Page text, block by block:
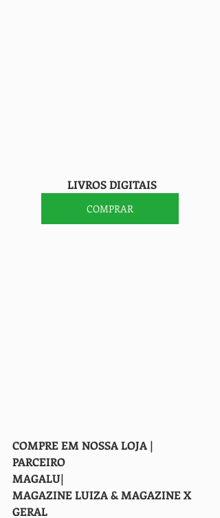
LIVROS DIGITAIS
COMPRAR
COMPRE EM NOSSA LOJA |
PARCEIRO
MAGALU|
MAGAZINE LUIZA & MAGAZINE X
GERAL